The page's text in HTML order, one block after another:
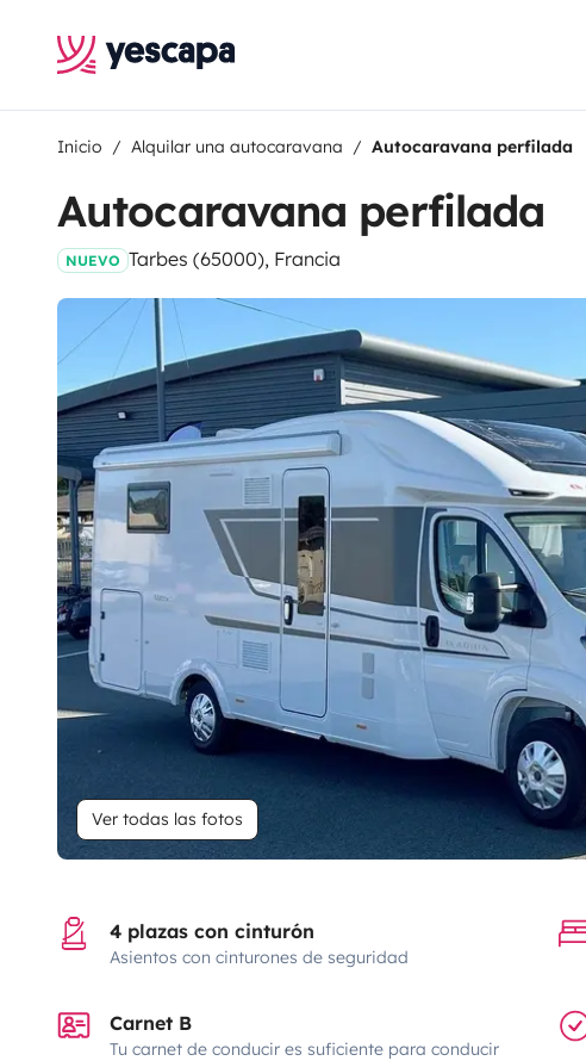
Inicio Alquilar una autocaravana Autocaravana perfilada
Autocaravana perfilada
NUEVO Tarbes (65000), Francia
Ver todas las fotos
4 plazas con cinturón
Asientos con cinturones de seguridad
Carnet B
Tu carnet de conducir es suficiente para conducir